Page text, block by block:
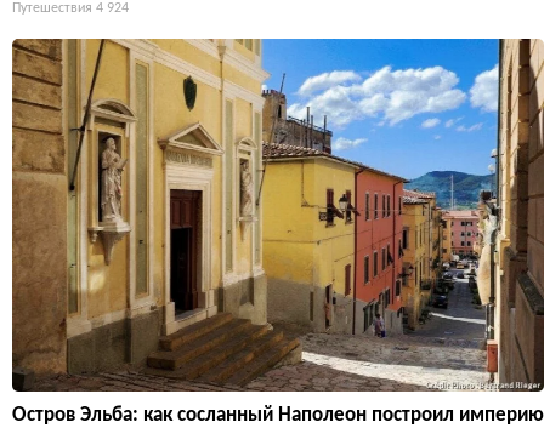
Путешествия 4 924
Остров Эльба: как сосланный Наполеон построил империю